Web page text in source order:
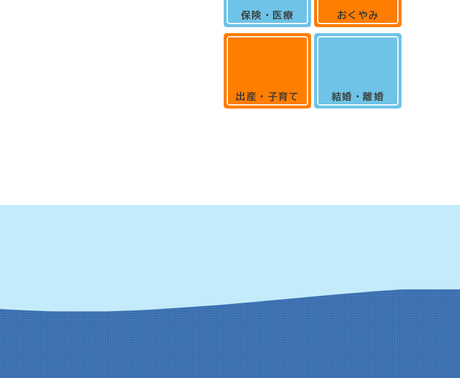
保険・医療
出産・子育て
おくやみ
結婚・離婚